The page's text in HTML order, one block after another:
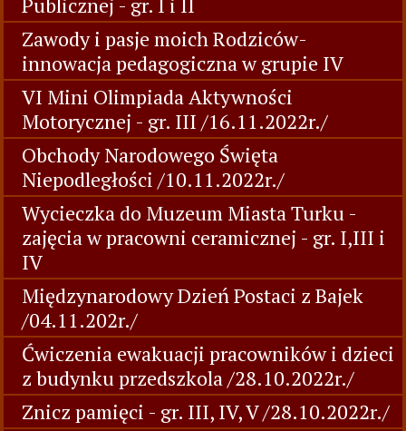
Zawody i pasje moich Rodziców-
innowacja pedagogiczna w grupie IV
VI Mini Olimpiada Aktywności
Motorycznej - gr. III /16.11.2022r./
Obchody Narodowego Święta
Niepodległości /10.11.2022r./
Wycieczka do Muzeum Miasta Turku -
zajęcia w pracowni ceramicznej - gr. I,III i
IV
Międzynarodowy Dzień Postaci z Bajek
/04.11.202r./
Ćwiczenia ewakuacji pracowników i dzieci
z budynku przedszkola /28.10.2022r./
Znicz pamięci - gr. III, IV, V /28.10.2022r./